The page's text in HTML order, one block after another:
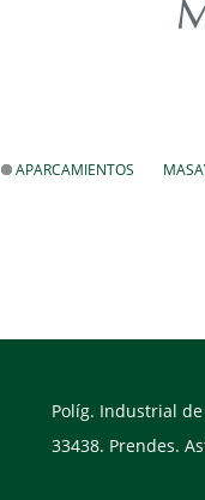
APARCAMIENTOS
Políg. Industrial
33438. Prendes.